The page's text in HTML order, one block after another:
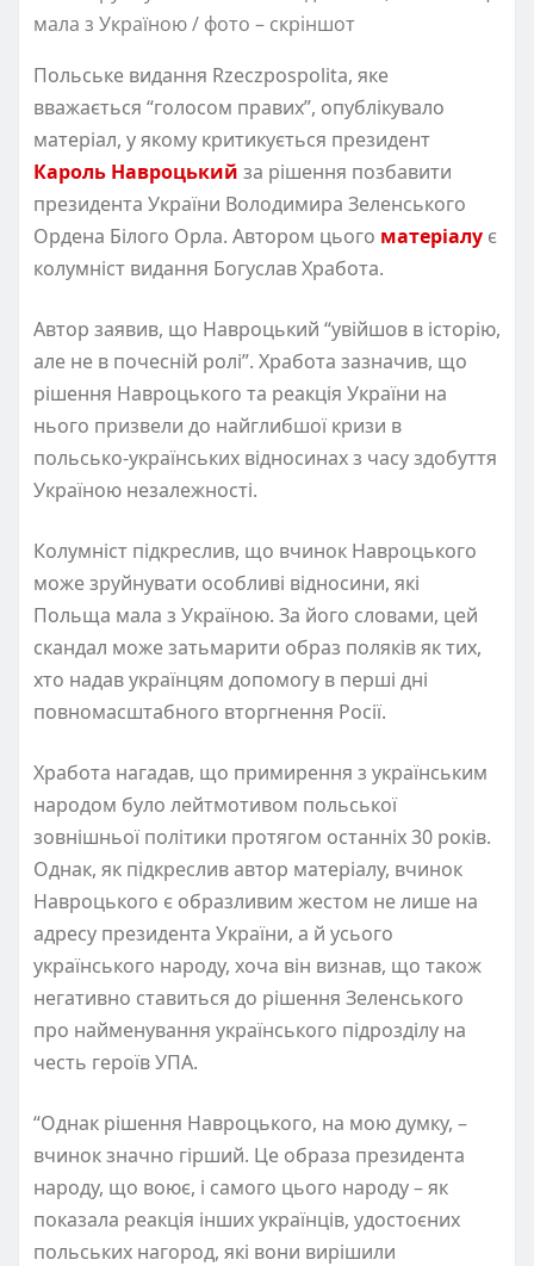
мала з Україною / фото – скріншот
Польське видання Rzeczpospolita, яке
вважається “голосом правих”, опублікувало
матеріал, у якому критикується президент
Кароль Навроцький за рішення позбавити
президента України Володимира Зеленського
Ордена Білого Орла. Автором цього матеріалу є
колумніст видання Богуслав Хработа.
Автор заявив, що Навроцький “увійшов в історію,
але не в почесній ролі”. Хработа зазначив, що
рішення Навроцького та реакція України на
нього призвели до найглибшої кризи в
польсько-українських відносинах з часу здобуття
Україною незалежності.
Колумніст підкреслив, що вчинок Навроцького
може зруйнувати особливі відносини, які
Польща мала з Україною. За його словами, цей
скандал може затьмарити образ поляків як тих,
хто надав українцям допомогу в перші дні
повномасштабного вторгнення Росії.
Хработа нагадав, що примирення з українським
народом було лейтмотивом польської
зовнішньої політики протягом останніх 30 років.
Однак, як підкреслив автор матеріалу, вчинок
Навроцького є образливим жестом не лише на
адресу президента України, а й усього
українського народу, хоча він визнав, що також
негативно ставиться до рішення Зеленського
про найменування українського підрозділу на
честь героїв УПА.
“Однак рішення Навроцького, на мою думку, –
вчинок значно гірший. Це образа президента
народу, що воює, і самого цього народу – як
показала реакція інших українців, удостоєних
польських нагород, які вони вирішили